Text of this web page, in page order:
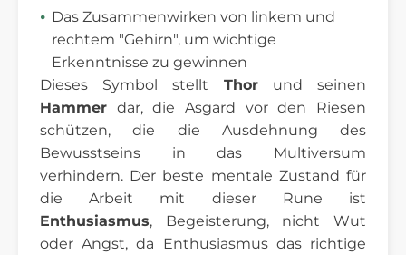
Das Zusammenwirken von linkem und
rechtem "Gehirn", um wichtige
Erkenntnisse zu gewinnen
Dieses Symbol stellt Thorund seinen
Hammer dar, die Asgard vor den Riesen
schützen, die die Ausdehnung des
Bewusstseins in das Multiversum
verhindern. Der beste mentale Zustand für
die Arbeit mit dieser Rune ist
Enthusiasmus, Begeisterung, nicht Wut
oder Angst, da Enthusiasmus das richtige